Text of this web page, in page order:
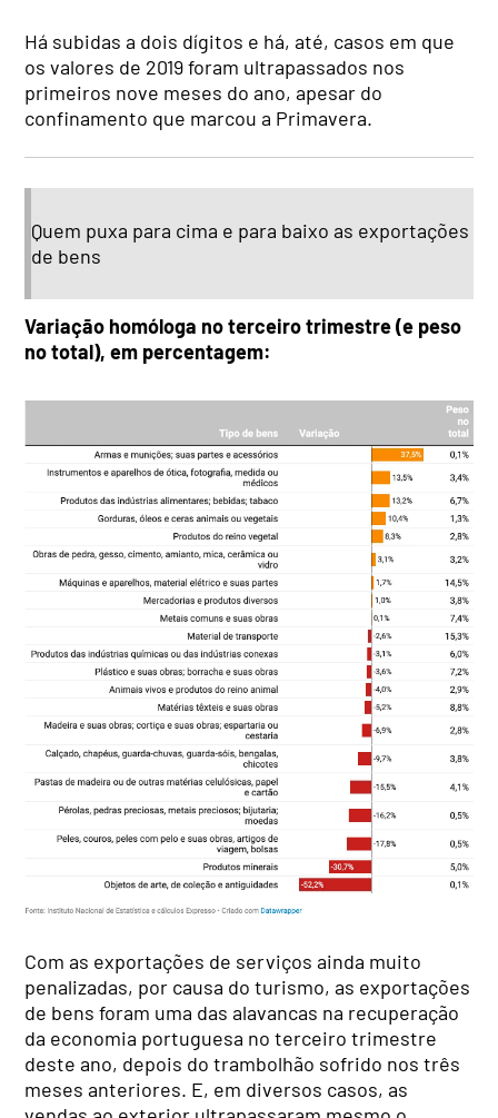
Há subidas a dois dígitos e há, até, casos em que
os valores de 2019 foram ultrapassados nos
primeiros nove meses do ano, apesar do
confinamento que marcou a Primavera.
Quem puxa para cima e para baixo as exportações
de bens
Variação homóloga no terceiro trimestre (e peso
no total), em percentagem:
Com as exportações de serviços ainda muito
penalizadas, por causa do turismo, as exportações
de bens foram uma das alavancas na recuperação
da economia portuguesa no terceiro trimestre
deste ano, depois do trambolhão sofrido nos três
meses anteriores. E, em diversos casos, as